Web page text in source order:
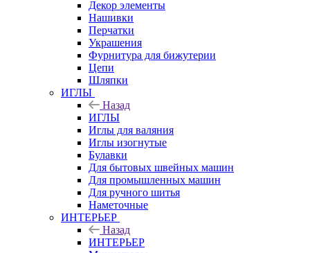
Декор элементы
Нашивки
Перчатки
Украшения
Фурнитура для бижутерии
Цепи
Шляпки
ИГЛЫ
Назад
ИГЛЫ
Иглы для валяния
Иглы изогнутые
Булавки
Для бытовых швейных машин
Для промышленных машин
Для ручного шитья
Наметочные
ИНТЕРЬЕР
Назад
ИНТЕРЬЕР